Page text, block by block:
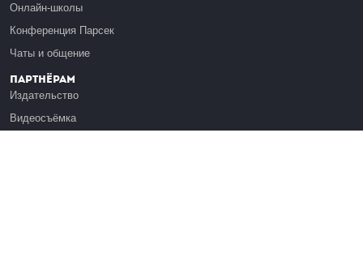
Онлайн-школы
Конференция Парсек
Чаты и общение
Партнёрам
Издательство
Видеосъёмка